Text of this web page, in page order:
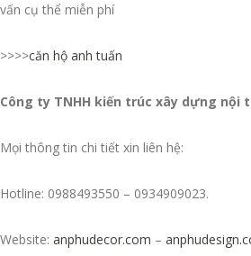
vấn cụ thể miễn phí
>>>>căn hộ anh tuấn
Công ty TNHH kiến trúc xây dựng nội
Mọi thông tin chi tiết xin liên hệ:
Hotline: 0988493550 – 0934909023.
Website: anphudecor.com –